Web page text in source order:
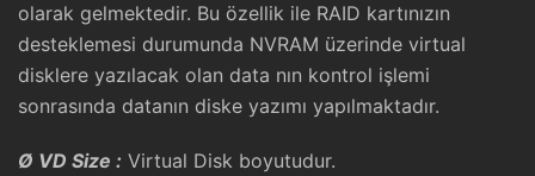
olarak gelmektedir. Bu özellik ile RAID kartınızın
desteklemesi durumunda NVRAM üzerinde virtual
disklere yazılacak olan data nın kontrol işlemi
sonrasında datanın diske yazımı yapılmaktadır.
Ø VD Size : Virtual Disk boyutudur.